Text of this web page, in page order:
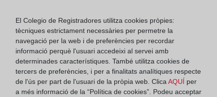
Es decir, gracias a la coordinación entre Registro
Mercantil y Registro de la Propiedad, la vivienda
familiar del pequeño comerciante no podrá ser
embargada por las deudas que se deriven de su
negocio, y ese emprendedor únicamente seguirá
respondiendo por deudas con la Agencia Tributaria,
El Colegio de Registradores utilitza cookies pròpies:
tècniques estrictament necessàries per permetre la
navegació per la web i de preferències per recordar
informació perquè l'usuari accedeixi al servei amb
determinades característiques. També utilitza cookies de
tercers de preferències, i per a finalitats analítiques respecte
de l'ús per part de l'usuari de la pròpia web. ClicaAQUÍ per
a més informació de la “Política de cookies”. Podeu acceptar